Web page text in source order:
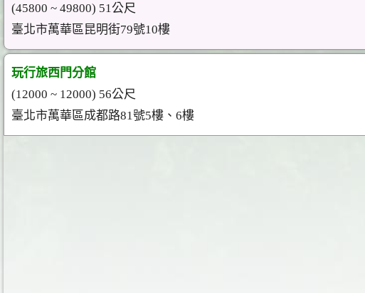
(45800 ~ 49800) 51公尺
臺北市萬華區昆明街79號10樓
玩行旅西門分館
(12000 ~ 12000) 56公尺
臺北市萬華區成都路81號5樓、6樓